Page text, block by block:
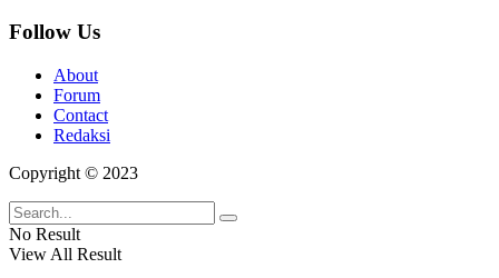
Follow Us
About
Forum
Contact
Redaksi
Copyright © 2023
No Result
View All Result